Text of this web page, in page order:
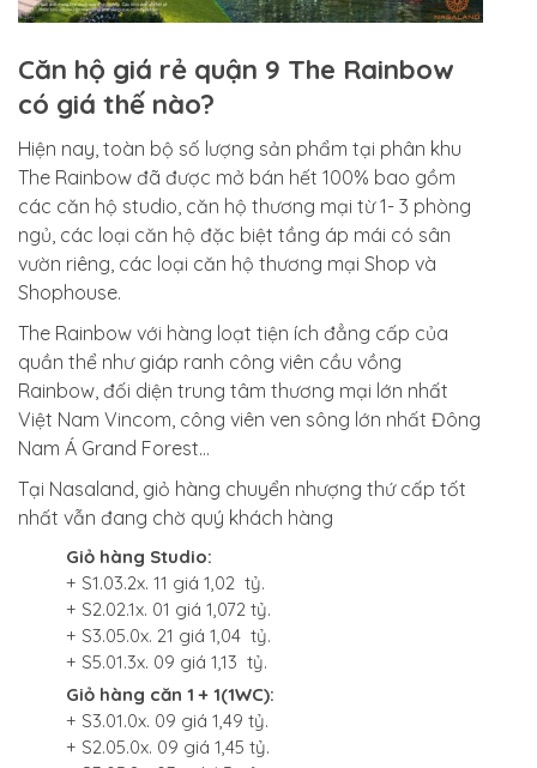
Căn hộ giá rẻ quận 9 The Rainbow
có giá thế nào?
Hiện nay, toàn bộ số lượng sản phẩm tại phân khu
The Rainbow đã được mở bán hết 100% bao gồm
các căn hộ studio, căn hộ thương mại từ 1- 3 phòng
ngủ, các loại căn hộ đặc biệt tầng áp mái có sân
vườn riêng, các loại căn hộ thương mại Shop và
Shophouse.
The Rainbow với hàng loạt tiện ích đẳng cấp của
quần thể như giáp ranh công viên cầu vồng
Rainbow, đối diện trung tâm thương mại lớn nhất
Việt Nam Vincom, công viên ven sông lớn nhất Đông
Nam Á Grand Forest…
Tại Nasaland, giỏ hàng chuyển nhượng thứ cấp tốt
nhất vẫn đang chờ quý khách hàng
Giỏ hàng Studio:
+ S1.03.2x. 11 giá 1,02 tỷ.
+ S2.02.1x. 01 giá 1,072 tỷ.
+ S3.05.0x. 21 giá 1,04 tỷ.
+ S5.01.3x. 09 giá 1,13 tỷ.
Giỏ hàng căn 1 + 1(1WC):
+ S3.01.0x. 09 giá 1,49 tỷ.
+ S2.05.0x. 09 giá 1,45 tỷ.